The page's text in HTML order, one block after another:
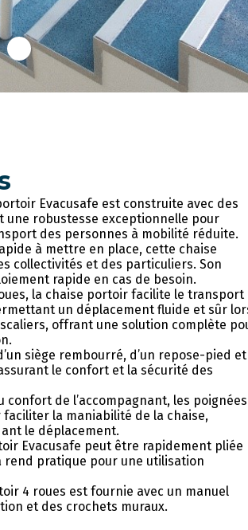
Evacusafe est construite avec des
robustesse exceptionnelle pour
des personnes à mobilité réduite.
à mettre en place, cette chaise
collectivités et des particuliers. Son
rapide en cas de besoin.
la chaise portoir facilite le transport
un déplacement fluide et sûr
offrant une solution complète
siège rembourré, d’un repose-pied et
le confort et la sécurité des
confort de l’accompagnant, les poignées
la maniabilité de la chaise,
le déplacement.
Evacusafe peut être rapidement pliée
rend pratique pour une utilisation
4 roues est fournie avec un manuel
et des crochets muraux.